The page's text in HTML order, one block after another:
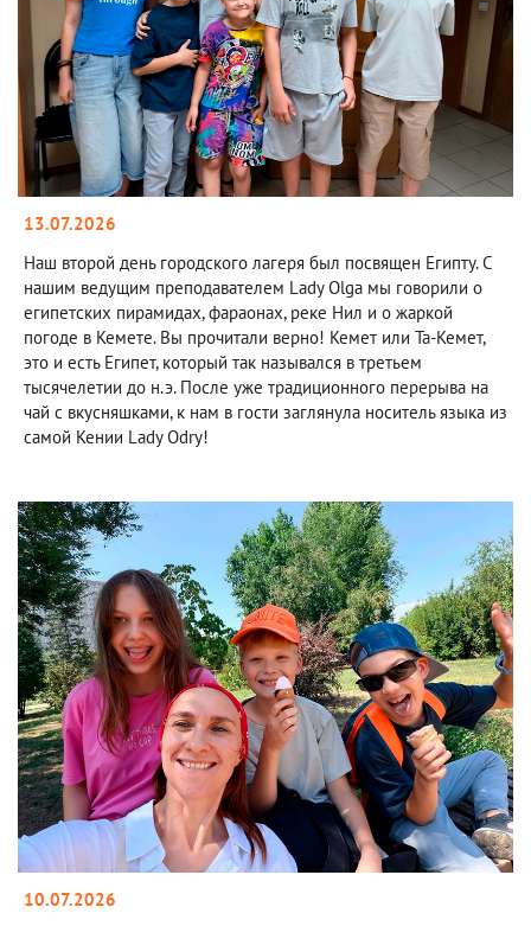
13.07.2026
Наш второй день городского лагеря был посвящен Египту. С
нашим ведущим преподавателем Lady Olga мы говорили о
египетских пирамидах, фараонах, реке Нил и о жаркой
погоде в Кемете. Вы прочитали верно! Кемет или Та-Кемет,
это и есть Египет, который так назывался в третьем
тысячелетии до н.э. После уже традиционного перерыва на
чай с вкусняшками, к нам в гости заглянула носитель языка из
самой Кении Lady Odry!
10.07.2026